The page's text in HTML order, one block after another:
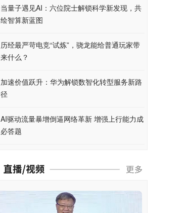
当量子遇见AI：六位院士解锁科学新发现，共
绘智算新蓝图
历经最严苛电竞“试炼”，骁龙能给普通玩家带
来什么？
加速价值跃升：华为解锁数智化转型服务新路
径
AI驱动流量暴增倒逼网络革新 增强上行能力成
必答题